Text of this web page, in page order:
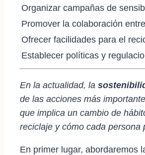
Organizar campañas de
Promover la colaboración
Ofrecer facilidades para el
Establecer políticas y
En la actualidad, la
de las acciones más
que implica un cambio de
reciclaje y cómo cada persona
En primer lugar, abordaremos